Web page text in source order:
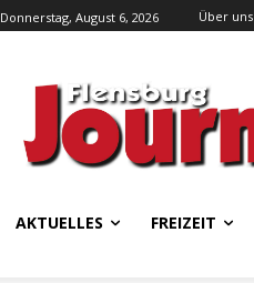
Donnerstag, August 6, 2026 Über uns
AKTUELLES FREIZEIT